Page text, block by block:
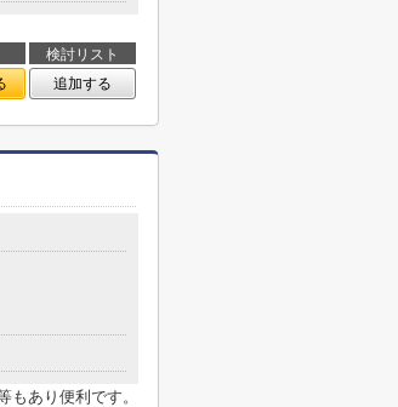
検討リスト
追加する
あり便利です。